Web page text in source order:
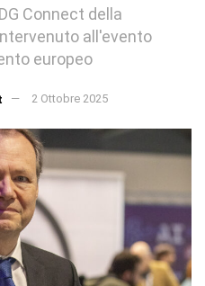
Connect della
all'evento
europeo
2 Ottobre 2025